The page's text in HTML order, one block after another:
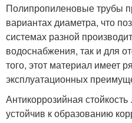
Полипропиленовые трубы
вариантах диаметра, что
системах разной
водоснабжения, так и для
того, этот материал имеет
эксплуатационных
Антикоррозийная
устойчив к образованию